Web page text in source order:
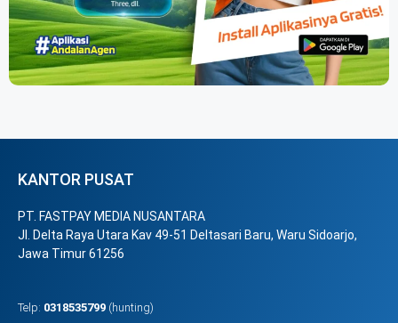
KANTOR PUSAT
PT. FASTPAY MEDIA NUSANTARA
Jl. Delta Raya Utara Kav 49-51 Deltasari Baru, Waru Sidoarjo,
Jawa Timur 61256
Telp: 0318535799 (hunting)